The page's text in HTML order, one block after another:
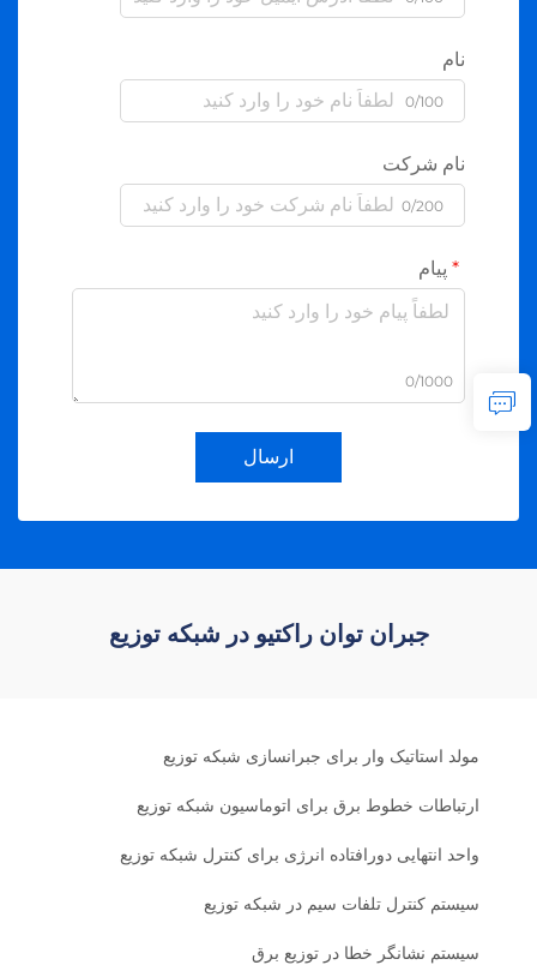
نام
0/100
نام شرکت
0/200
پیام
0/1000
ارسال
جبران توان راکتیو در شبکه توزیع
مولد استاتیک وار برای جبرانسازی شبکه توزیع
ارتباطات خطوط برق برای اتوماسیون شبکه توزیع
واحد انتهایی دورافتاده انرژی برای کنترل شبکه توزیع
سیستم کنترل تلفات سیم در شبکه توزیع
سیستم نشانگر خطا در توزیع برق